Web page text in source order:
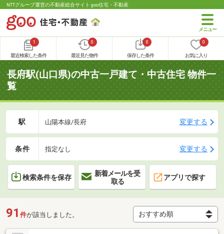
NTTグループ運営の不動産総合サイト goo住宅・不動産
1
最近検索した条件
0
最近見た物件
0
保存した条件
0
お気に入り
長府駅(山口県)の中古一戸建て・中古住宅 物件一
覧
駅 山陽本線/長府 変更する
条件 指定なし 変更する
検索条件を保存
新着メールを受
取る
アプリで探す
91 件が該当しました。